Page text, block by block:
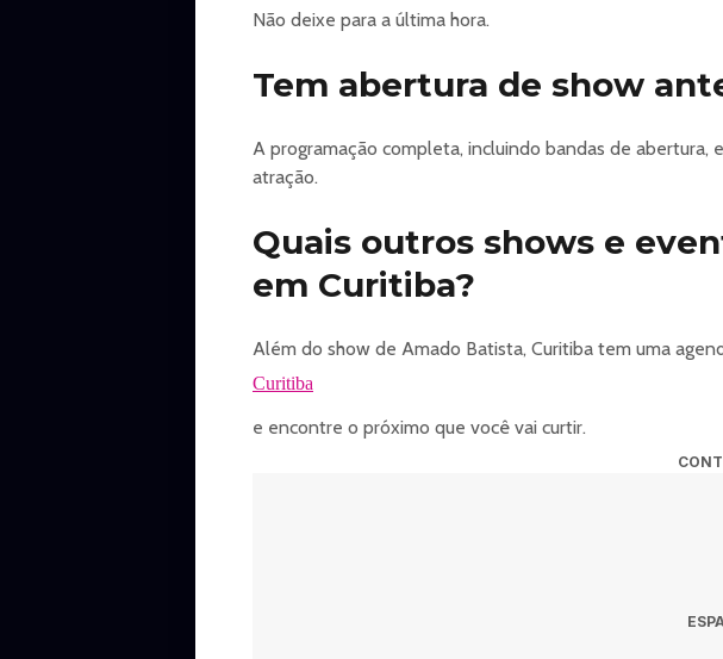
Não deixe para a última hora.
Tem abertura de show
A programação completa, incluindo bandas de abertura,
atração.
Quais outros shows e
em Curitiba?
Além do show de Amado Batista, Curitiba tem uma
Curitiba
e encontre o próximo que você vai curtir.